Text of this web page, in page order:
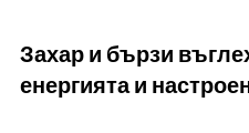
Захар и бързи
енергията и